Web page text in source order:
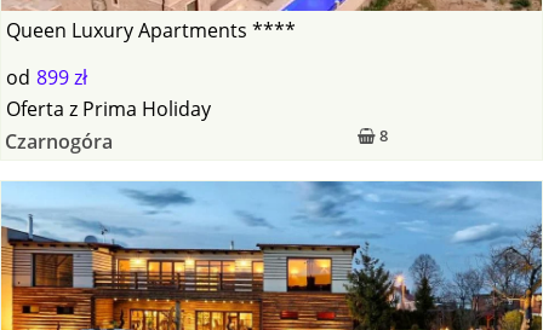
Queen Luxury Apartments ****
od 899 zł
8
Oferta z Prima Holiday
Czarnogóra